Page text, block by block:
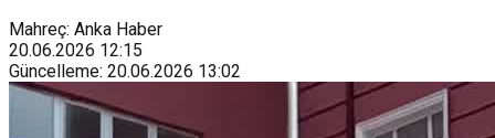
Mahreç: Anka Haber
20.06.2026 12:15
Güncelleme: 20.06.2026 13:02